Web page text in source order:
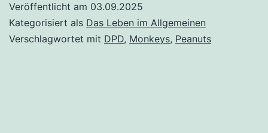
Veröffentlicht am 03.09.2025
Kategorisiert als Das Leben im Allgemeinen
Verschlagwortet mit DPD, Monkeys, Peanuts